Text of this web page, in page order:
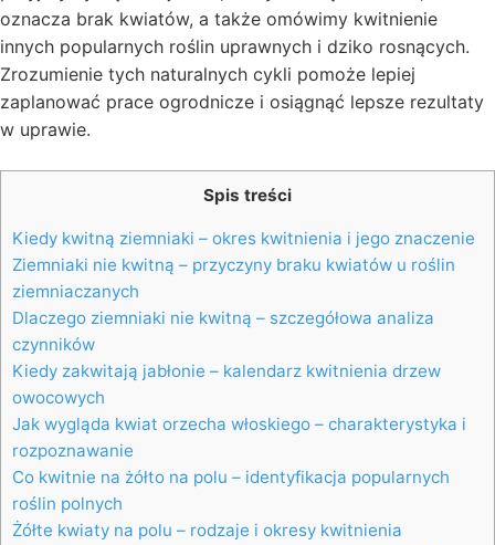
oznacza brak kwiatów, a także omówimy kwitnienie
innych popularnych roślin uprawnych i dziko rosnących.
Zrozumienie tych naturalnych cykli pomoże lepiej
zaplanować prace ogrodnicze i osiągnąć lepsze rezultaty
w uprawie.
Spis treści
Kiedy kwitną ziemniaki – okres kwitnienia i jego znaczenie
Ziemniaki nie kwitną – przyczyny braku kwiatów u roślin
ziemniaczanych
Dlaczego ziemniaki nie kwitną – szczegółowa analiza
czynników
Kiedy zakwitają jabłonie – kalendarz kwitnienia drzew
owocowych
Jak wygląda kwiat orzecha włoskiego – charakterystyka i
rozpoznawanie
Co kwitnie na żółto na polu – identyfikacja popularnych
roślin polnych
Żółte kwiaty na polu – rodzaje i okresy kwitnienia